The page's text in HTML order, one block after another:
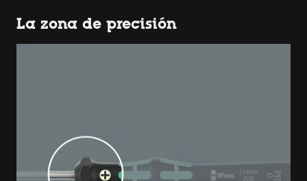
La zona de precisión